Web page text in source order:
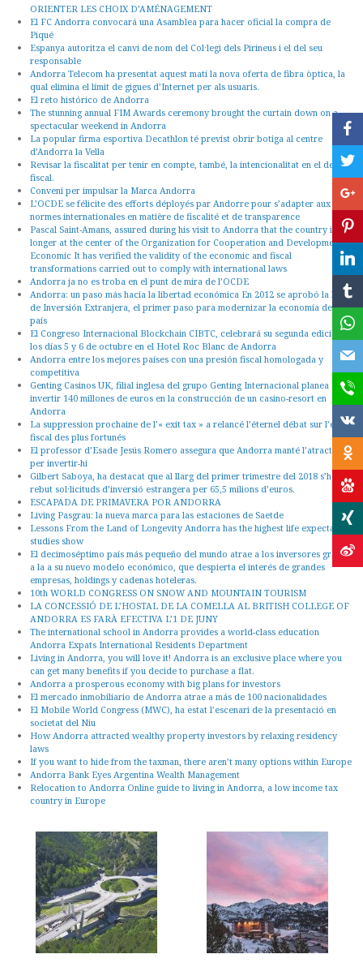
ORIENTER LES CHOIX D’AMÉNAGEMENT
El FC Andorra convocará una Asamblea para hacer oficial la compra de
Piqué
Espanya autoritza el canvi de nom del Col·legi dels Pirineus i el del seu
responsable
Andorra Telecom ha presentat aquest matí la nova oferta de fibra òptica, la
qual elimina el límit de gigues d’Internet per als usuaris.
El reto histórico de Andorra
The stunning annual FIM Awards ceremony brought the curtain down on a
spectacular weekend in Andorra
La popular firma esportiva Decathlon té previst obrir botiga al centre
d’Andorra la Vella
Revisar la fiscalitat per tenir en compte, també, la intencionalitat en el delicte
fiscal.
Conveni per impulsar la Marca Andorra
L’OCDE se félicite des efforts déployés par Andorre pour s’adapter aux
normes internationales en matière de fiscalité et de transparence
Pascal Saint-Amans, assured during his visit to Andorra that the country is no
longer at the center of the Organization for Cooperation and Development
Economic It has verified the validity of the economic and fiscal
transformations carried out to comply with international laws
Andorra ja no es troba en el punt de mira de l’OCDE
Andorra: un paso más hacia la libertad económica En 2012 se aprobó la ley
de Inversión Extranjera, el primer paso para modernizar la economía del
país
El Congreso Internacional Blockchain CIBTC, celebrará su segunda edición
los días 5 y 6 de octubre en el Hotel Roc Blanc de Andorra
Andorra entre los mejores países con una presión fiscal homologada y
competitiva
Genting Casinos UK, filial inglesa del grupo Genting Internacional planea
invertir 140 millones de euros en la construcción de un casino-resort en
Andorra
La suppression prochaine de l’« exit tax » a relancé l’éternel débat sur l’exil
fiscal des plus fortunés
El professor d’Esade Jesús Romero assegura que Andorra manté l’atractiu
per invertir-hi
Gilbert Saboya, ha destacat que al llarg del primer trimestre del 2018 s’han
rebut sol·licituds d’inversió estrangera per 65,5 milions d’euros.
ESCAPADA DE PRIMAVERA POR ANDORRA
Living Pasgrau: la nueva marca para las estaciones de Saetde
Lessons From the Land of Longevity Andorra has the highest life expectancy,
studies show
El decimoséptimo país más pequeño del mundo atrae a los inversores gracias
a la a su nuevo modelo económico, que despierta el interés de grandes
empresas, holdings y cadenas hoteleras.
10th WORLD CONGRESS ON SNOW AND MOUNTAIN TOURISM
LA CONCESSIÓ DE L’HOSTAL DE LA COMELLA AL BRITISH COLLEGE OF
ANDORRA ES FARÀ EFECTIVA L’1 DE JUNY
The international school in Andorra provides a world-class education
Andorra Expats International Residents Department
Living in Andorra, you will love it! Andorra is an exclusive place where you
can get many benefits if you decide to purchase a flat.
Andorra a prosperous economy with big plans for investors
El mercado inmobiliario de Andorra atrae a más de 100 nacionalidades
El Mobile World Congress (MWC), ha estat l’escenari de la presentació en
societat del Niu
How Andorra attracted wealthy property investors by relaxing residency
laws
If you want to hide from the taxman, there aren’t many options within Europe
Andorra Bank Eyes Argentina Wealth Management
Relocation to Andorra Online guide to living in Andorra, a low income tax
country in Europe